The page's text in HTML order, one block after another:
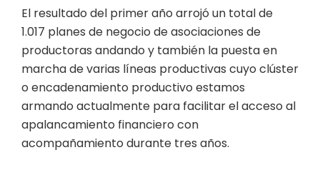
El resultado del primer año arrojó un total de
1.017 planes de negocio de asociaciones de
productoras andando y también la puesta en
marcha de varias líneas productivas cuyo clúster
o encadenamiento productivo estamos
armando actualmente para facilitar el acceso al
apalancamiento financiero con
acompañamiento durante tres años.